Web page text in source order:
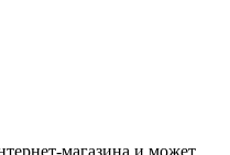
магазина и может